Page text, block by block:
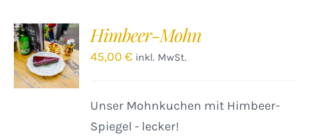
IN DEN
WARENKORB
/
DETAILS
Himbeer-Mohn
45,00€ inkl. MwSt.
Unser Mohnkuchen mit Himbeer-
Spiegel - lecker!